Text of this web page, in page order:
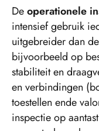
Deoperationele
intensief gebruik
uitgebreider dan
bijvoorbeeld op
stabiliteit en
en verbindingen
toestellen ende
inspectie op